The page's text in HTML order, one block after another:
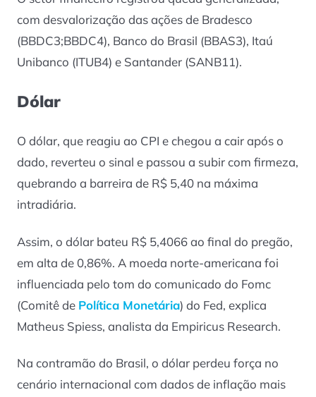
com desvalorização das ações de Bradesco
(BBDC3;BBDC4), Banco do Brasil (BBAS3), Itaú
Unibanco (ITUB4) e Santander (SANB11).
Dólar
O dólar, que reagiu ao CPI e chegou a cair após o
dado, reverteu o sinal e passou a subir com firmeza,
quebrando a barreira de R$ 5,40 na máxima
intradiária.
Assim, o dólar bateu R$ 5,4066 ao final do pregão,
em alta de 0,86%. A moeda norte-americana foi
influenciada pelo tom do comunicado do Fomc
(Comitê de Política Monetária) do Fed, explica
Matheus Spiess, analista da Empiricus Research.
Na contramão do Brasil, o dólar perdeu força no
cenário internacional com dados de inflação mais